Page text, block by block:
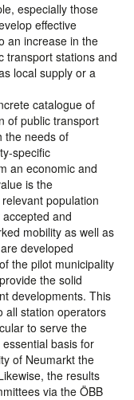
especially those
effective
an increase in the
transport stations and
local supply or a
catalogue of
of public transport
the needs of
specific
an economic and
is the
population
and
mobility as well as
developed
the pilot municipality
the solid
developments. This
all station operators
to serve the
basis for
of Neumarkt the
the results
via the ÖBB